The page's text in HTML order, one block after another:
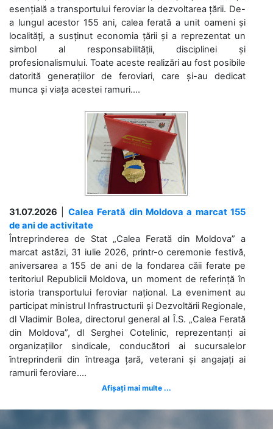
esențială a transportului feroviar la dezvoltarea țării. De-
a lungul acestor 155 ani, calea ferată a unit oameni și
localități, a susținut economia țării și a reprezentat un
simbol al responsabilității, disciplinei și
profesionalismului. Toate aceste realizări au fost posibile
datorită generațiilor de feroviari, care și-au dedicat
munca și viața acestei ramuri....
31.07.2026
Calea Ferată din Moldova a marcat 155
de ani de activitate
Întreprinderea de Stat „Calea Ferată din Moldova” a
marcat astăzi, 31 iulie 2026, printr-o ceremonie festivă,
aniversarea a 155 de ani de la fondarea căii ferate pe
teritoriul Republicii Moldova, un moment de referință în
istoria transportului feroviar național. La eveniment au
participat ministrul Infrastructurii și Dezvoltării Regionale,
dl Vladimir Bolea, directorul general al Î.S. „Calea Ferată
din Moldova”, dl Serghei Cotelinic, reprezentanți ai
organizațiilor sindicale, conducători ai sucursalelor
întreprinderii din întreaga țară, veterani și angajați ai
ramurii feroviare....
Afișați mai multe ...